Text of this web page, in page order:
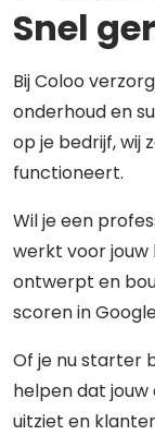
Snel
Bij Coloo
onderhoud en
op je bedrijf, wij
functioneert.
Wil je een
werkt voor jouw
ontwerpt en
scoren in
Of je nu starter
helpen dat
uitziet en